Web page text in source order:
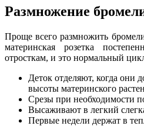
Размножение
Проще всего размножить
материнская розетка
отросткам, и это нормальный
Деток отделяют, когда они
высоты материнского
Срезы при необходимости
Высаживают в легкий
Первые недели держат в